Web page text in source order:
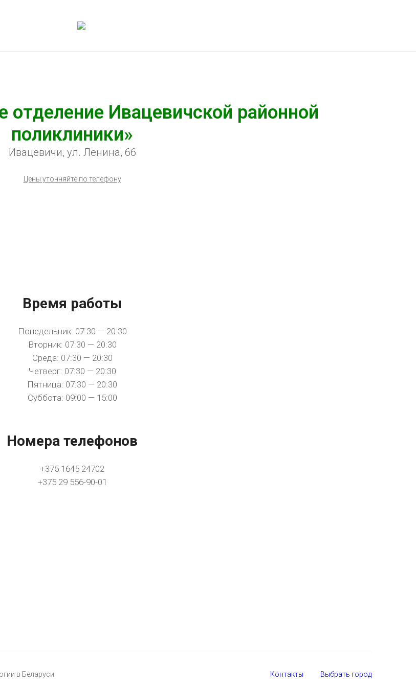
отделение Ивацевичской районной
поликлиники»
Ивацевичи, ул. Ленина, 66
Цены уточняйте по телефону
Время работы
Понедельник: 07:30 — 20:30
Вторник: 07:30 — 20:30
Среда: 07:30 — 20:30
Четверг: 07:30 — 20:30
Пятница: 07:30 — 20:30
Суббота: 09:00 — 15:00
Номера телефонов
+375 1645 24702
+375 29 556-90-01
в Беларуси Контакты Выбрать город